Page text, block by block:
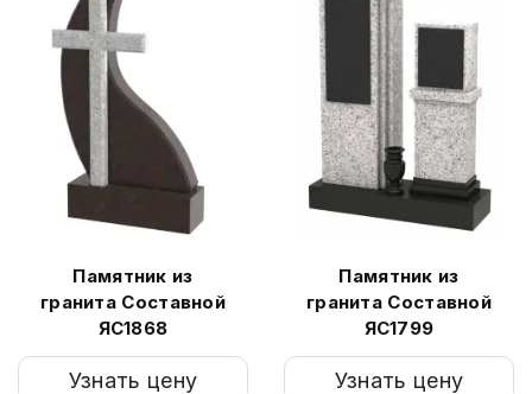
Памятник из
гранита Составной
ЯС1868
Узнать цену
Памятник из
гранита Составной
ЯС1799
Узнать цену